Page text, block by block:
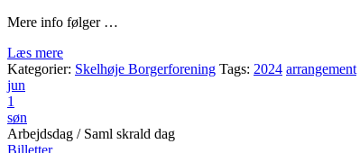
Mere info følger …
Læs mere
Kategorier: Skelhøje Borgerforening Tags: 2024 arrangement
jun
1
søn
Arbejdsdag / Saml skrald dag
Billetter